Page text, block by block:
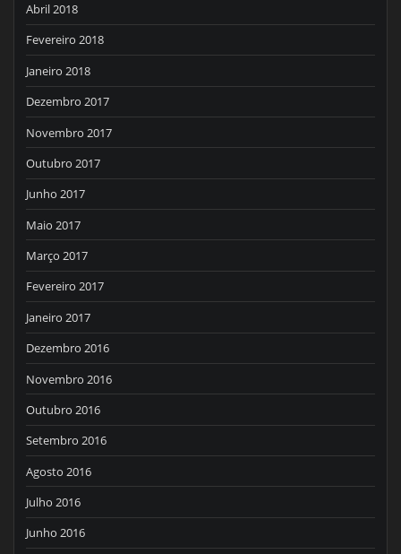
Abril 2018
Fevereiro 2018
Janeiro 2018
Dezembro 2017
Novembro 2017
Outubro 2017
Junho 2017
Maio 2017
Março 2017
Fevereiro 2017
Janeiro 2017
Dezembro 2016
Novembro 2016
Outubro 2016
Setembro 2016
Agosto 2016
Julho 2016
Junho 2016